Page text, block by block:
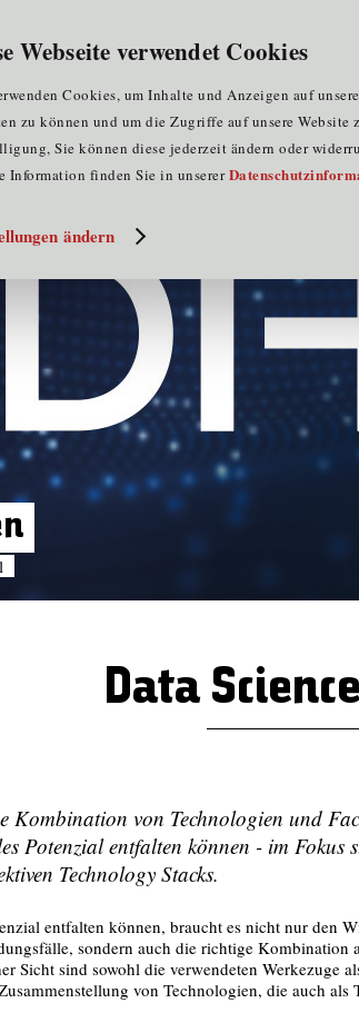
Webseite verwendet Cookies
Cookies, um Inhalte und Anzeigen auf
zu können und um die Zugriffe auf unsere
Sie können diese jederzeit ändern oder
Information finden Sie in unserer
ändern
Data
Kombination von Technologien und
Potenzial entfalten können - im Fokus
Technology Stacks.
entfalten können, braucht es nicht nur den
sondern auch die richtige Kombination
Sicht sind sowohl die verwendeten Werkezuge
von Technologien, die auch als